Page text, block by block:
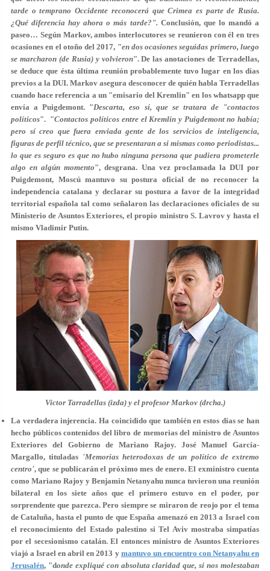
tarde o temprano Occidente reconocerá que Crimea es parte de Rusia.
¿Qué diferencia hay ahora o más tarde?". Conclusión, que lo mandó a
paseo… Según Markov, ambos interlocutores se reunieron con él en tres
ocasiones en el otoño del 2017, "en dos ocasiones seguidas primero, luego
se marcharon (de Rusia) y volvieron". De las anotaciones de Terradellas,
se deduce que ésta última reunión probablemente tuvo lugar en los días
previos a la DUI. Markov asegura desconocer de quién habla Terradellas
cuando hace referencia a un "emisario del Kremlin" en los whatsapp que
envía a Puigdemont. "Descarta, eso sí, que se tratara de "contactos
políticos". "Contactos políticos entre el Kremlin y Puigdemont no había;
pero sí creo que fuera enviada gente de los servicios de inteligencia,
figuras de perfil técnico, que se presentaran a si mismas como periodistas...
lo que es seguro es que no hubo ninguna persona que pudiera prometerle
algo en algún momento", desgrana. Una vez proclamada la DUI por
Puigdemont, Moscú mantuvo su postura oficial de no reconocer la
independencia catalana y declarar su postura a favor de la integridad
territorial española tal como señalaron las declaraciones oficiales de su
Ministerio de Asuntos Exteriores, el propio ministro S. Lavrov y hasta el
mismo Vladimir Putin.
Victor Tarradellas (izda) y el profesor Markov (drcha.)
La verdadera injerencia. Ha coincidido que también en estos días se han
hecho públicos contenidos del libro de memorias del ministro de Asuntos
Exteriores del Gobierno de Mariano Rajoy. José Manuel García-
Margallo, tituladas 'Memorias heterodoxas de un político de extremo
centro', que se publicarán el próximo mes de enero. El exministro cuenta
como Mariano Rajoy y Benjamin Netanyahu nunca tuvieron una reunión
bilateral en los siete años que el primero estuvo en el poder, por
sorprendente que parezca. Pero siempre se miraron de reojo por el tema
de Cataluña, hasta el punto de que España amenazó en 2013 a Israel con
el reconocimiento del Estado palestino si Tel Aviv mostraba simpatías
por el secesionismo catalán. El entonces ministro de Asuntos Exteriores
viajó a Israel en abril en 2013 y mantuvo un encuentro con Netanyahu en
Jerusalén, "donde expliqué con absoluta claridad que, si nos molestaban